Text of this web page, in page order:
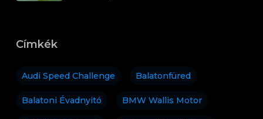
Címkék
Audi Speed Challenge Balatonfüred
Balatoni Évadnyitó BMW Wallis Motor